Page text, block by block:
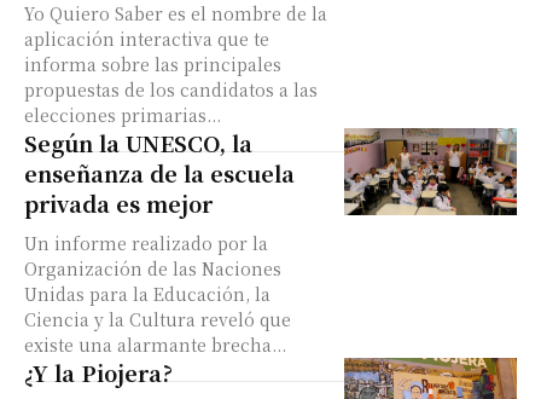
Yo Quiero Saber es el nombre de la
aplicación interactiva que te
informa sobre las principales
propuestas de los candidatos a las
elecciones primarias...
Según la UNESCO, la
enseñanza de la escuela
privada es mejor
Un informe realizado por la
Organización de las Naciones
Unidas para la Educación, la
Ciencia y la Cultura reveló que
existe una alarmante brecha...
¿Y la Piojera?